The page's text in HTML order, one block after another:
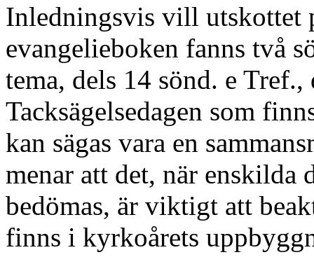
Inledningsvis vill utskottet
evangelieboken fanns två
tema, dels 14 sönd. e
Tacksägelsedagen som
kan sägas vara en
menar att det, när enskilda
bedömas, är viktigt att
finns i kyrkoårets